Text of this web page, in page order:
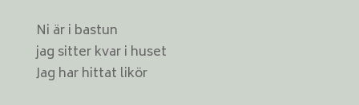
Ni är i bastun
jag sitter kvar i huset
Jag har hittat likör